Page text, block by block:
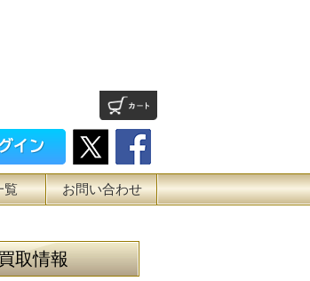
覧 お問い合わせ
取情報